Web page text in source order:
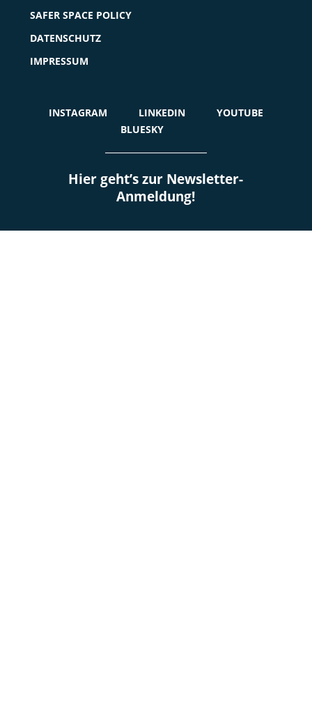
SAFER SPACE POLICY
DATENSCHUTZ
IMPRESSUM
INSTAGRAM LINKEDIN
YOUTUBE
BLUESKY
Hier geht’s zur Newsletter-
Anmeldung!